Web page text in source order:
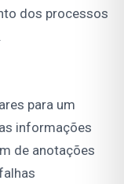
dos processos
para um
informações
de anotações